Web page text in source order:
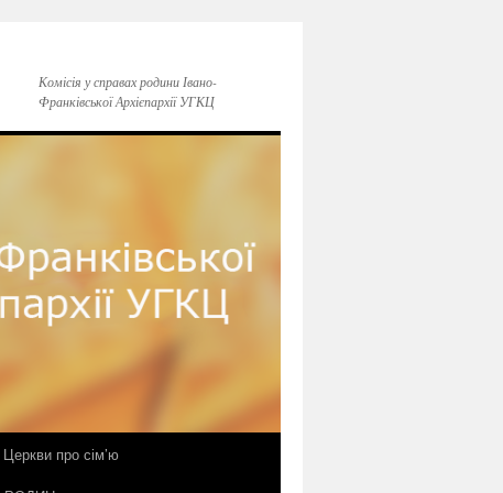
Комісія у справах родини Івано-
Франківської Архієпархії УГКЦ
про сім’ю